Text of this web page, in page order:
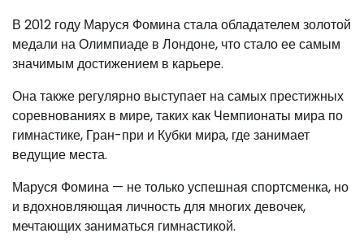
В 2012 году Маруся Фомина стала обладателем золотой
медали на Олимпиаде в Лондоне, что стало ее самым
значимым достижением в карьере.
Она также регулярно выступает на самых престижных
соревнованиях в мире, таких как Чемпионаты мира по
гимнастике, Гран-при и Кубки мира, где занимает
ведущие места.
Маруся Фомина — не только успешная спортсменка, но
и вдохновляющая личность для многих девочек,
мечтающих заниматься гимнастикой.